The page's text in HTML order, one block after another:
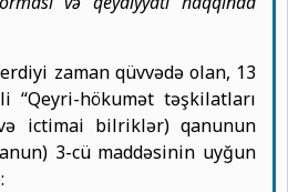
zaman qüvvədə olan, 13
hökumət təşkilatları
ictimai bilriklər) qanunun
3-cü maddəsinin uyğun